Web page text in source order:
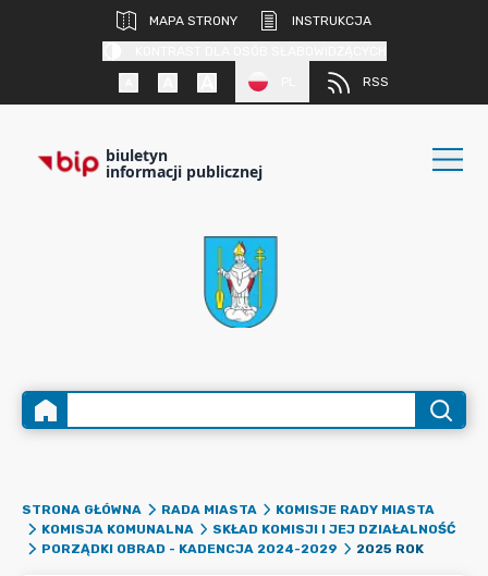
MAPA STRONY
INSTRUKCJA
RSS
biuletyn
informacji publicznej
STRONA GŁÓWNA RADA MIASTA
KOMISJE RADY MIASTA
KOMISJA KOMUNALNA
SKŁAD KOMISJI I JEJ DZIAŁALNOŚĆ
PORZĄDKI OBRAD - KADENCJA 2024-2029
2025 ROK